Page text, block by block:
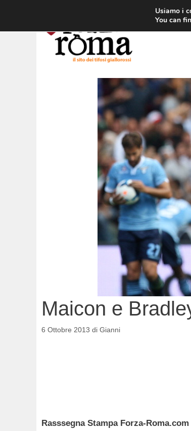
contenuto
Maicon e
6 Ottobre 2013 di Gianni
Rasssegna Stampa Forza-Roma.com
Usiamo i
You can